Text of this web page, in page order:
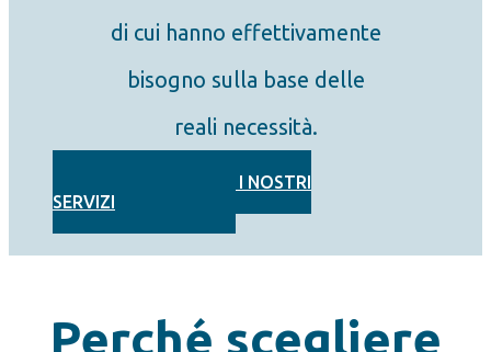
di cui hanno effettivamente
bisogno sulla base delle
reali necessità.
SCOPRI I NOSTRI
SERVIZI
Perché scegliere